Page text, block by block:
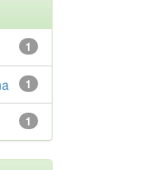
1
1
1